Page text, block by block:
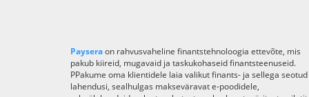
Payseraon rahvusvaheline finantstehnoloogia ettevõte, mis
pakub kiireid, mugavaid ja taskukohaseid finantsteenuseid.
PPakume oma klientidele laia valikut finants- ja sellega seotud
lahendusi, sealhulgas makseväravat e-poodidele,